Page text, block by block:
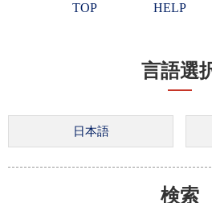
TOP HELP
言語選
検索